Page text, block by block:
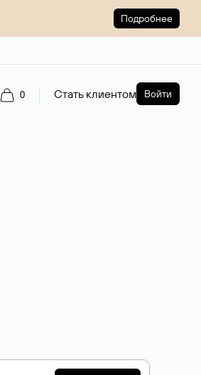
Подробнее
0 Стать клиентом Войти